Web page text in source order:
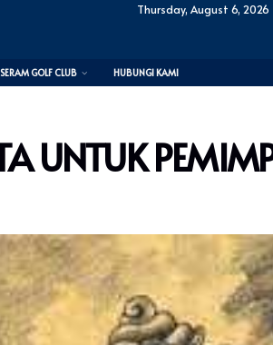
Thursday, August 6, 2026
GOLF CLUB HUBUNGI KAMI
UNTUK